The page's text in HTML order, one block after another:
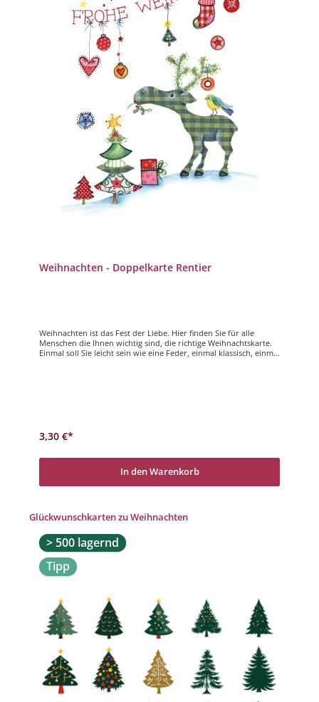
Weihnachten - Doppelkarte Rentier
Weihnachten ist das Fest der Liebe. Hier finden Sie für alle
Menschen die Ihnen wichtig sind, die richtige Weihnachtskarte.
Einmal soll Sie leicht sein wie eine Feder, einmal klassisch, einmal
3,30 €*
In den Warenkorb
Produktgalerie überspringen
Glückwunschkarten zu Weihnachten
> 500 lagernd
Tipp